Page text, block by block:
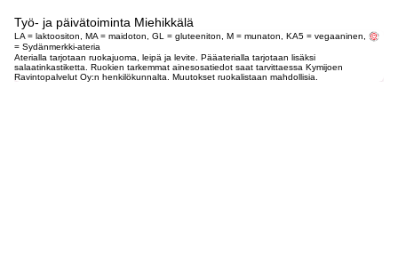
Työ- ja päivätoiminta Miehikkälä
LA = laktoositon, MA = maidoton, GL = gluteeniton, M = munaton, KA5 = vegaaninen,
= Sydänmerkki-ateria
Aterialla tarjotaan ruokajuoma, leipä ja levite. Pääaterialla tarjotaan lisäksi
salaatinkastiketta. Ruokien tarkemmat ainesosatiedot saat tarvittaessa Kymijoen
Ravintopalvelut Oy:n henkilökunnalta. Muutokset ruokalistaan mahdollisia.